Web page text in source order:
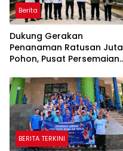
Berita
Dukung Gerakan
Penanaman Ratusan Juta
Pohon, Pusat Persemaian
Perkuat Jaringan
Persemaian Nasional*
BERITA TERKINI